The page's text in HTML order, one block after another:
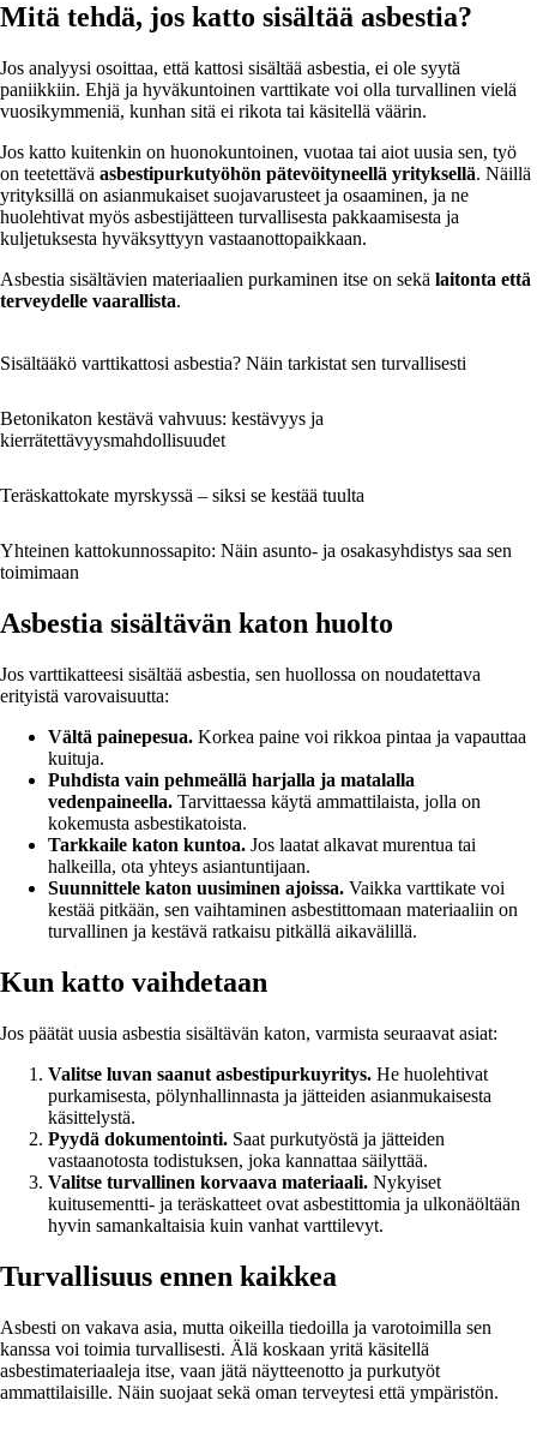
Mitä tehdä, jos katto sisältää asbestia?
Jos analyysi osoittaa, että kattosi sisältää asbestia, ei ole syytä
paniikkiin. Ehjä ja hyväkuntoinen varttikate voi olla turvallinen vielä
vuosikymmeniä, kunhan sitä ei rikota tai käsitellä väärin.
Jos katto kuitenkin on huonokuntoinen, vuotaa tai aiot uusia sen, työ
on teetettävä asbestipurkutyöhön pätevöityneellä yrityksellä. Näillä
yrityksillä on asianmukaiset suojavarusteet ja osaaminen, ja ne
huolehtivat myös asbestijätteen turvallisesta pakkaamisesta ja
kuljetuksesta hyväksyttyyn vastaanottopaikkaan.
Asbestia sisältävien materiaalien purkaminen itse on sekä laitonta että
terveydelle vaarallista.
Sisältääkö varttikattosi asbestia? Näin tarkistat sen turvallisesti
Betonikaton kestävä vahvuus: kestävyys ja
kierrätettävyysmahdollisuudet
Teräskattokate myrskyssä – siksi se kestää tuulta
Yhteinen kattokunnossapito: Näin asunto- ja osakasyhdistys saa sen
toimimaan
Asbestia sisältävän katon huolto
Jos varttikatteesi sisältää asbestia, sen huollossa on noudatettava
erityistä varovaisuutta:
Vältä painepesua. Korkea paine voi rikkoa pintaa ja vapauttaa
kuituja.
Puhdista vain pehmeällä harjalla ja matalalla
vedenpaineella. Tarvittaessa käytä ammattilaista, jolla on
kokemusta asbestikatoista.
Tarkkaile katon kuntoa. Jos laatat alkavat murentua tai
halkeilla, ota yhteys asiantuntijaan.
Suunnittele katon uusiminen ajoissa. Vaikka varttikate voi
kestää pitkään, sen vaihtaminen asbestittomaan materiaaliin on
turvallinen ja kestävä ratkaisu pitkällä aikavälillä.
Kun katto vaihdetaan
Jos päätät uusia asbestia sisältävän katon, varmista seuraavat asiat:
Valitse luvan saanut asbestipurkuyritys. He huolehtivat
purkamisesta, pölynhallinnasta ja jätteiden asianmukaisesta
käsittelystä.
Pyydä dokumentointi. Saat purkutyöstä ja jätteiden
vastaanotosta todistuksen, joka kannattaa säilyttää.
Valitse turvallinen korvaava materiaali. Nykyiset
kuitusementti- ja teräskatteet ovat asbestittomia ja ulkonäöltään
hyvin samankaltaisia kuin vanhat varttilevyt.
Turvallisuus ennen kaikkea
Asbesti on vakava asia, mutta oikeilla tiedoilla ja varotoimilla sen
kanssa voi toimia turvallisesti. Älä koskaan yritä käsitellä
asbestimateriaaleja itse, vaan jätä näytteenotto ja purkutyöt
ammattilaisille. Näin suojaat sekä oman terveytesi että ympäristön.